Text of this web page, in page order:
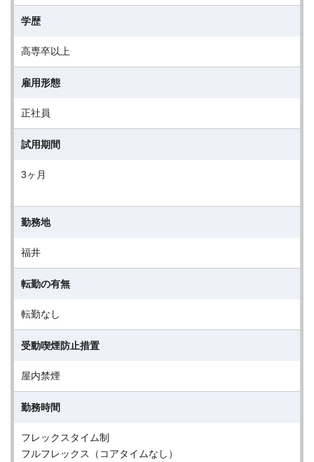
学歴
高専卒以上
雇用形態
正社員
試用期間
3ヶ月
勤務地
福井
転勤の有無
転勤なし
受動喫煙防止措置
屋内禁煙
勤務時間
フレックスタイム制
フルフレックス（コアタイムなし）